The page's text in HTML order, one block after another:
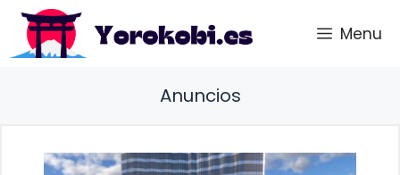
Saltar
contenido
Menu
Anuncios